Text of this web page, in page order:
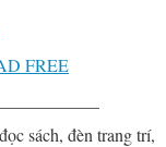
FREE
sách, đèn trang trí,